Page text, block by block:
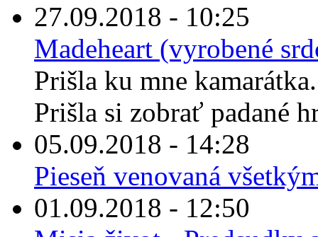
27.09.2018 - 10:25
Madeheart (vyrobené
Prišla ku mne
Prišla si zobrať padané
05.09.2018 - 14:28
Pieseň venovaná
01.09.2018 - 12:50